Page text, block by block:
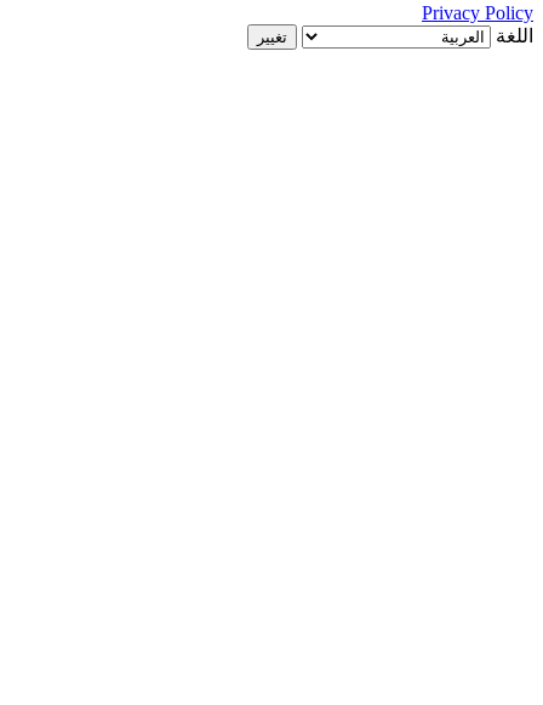
Privacy Policy
اللغة